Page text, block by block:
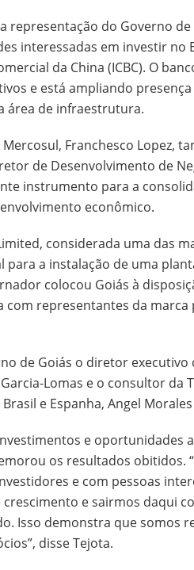
representação do Governo de
interessadas em investir no
da China (ICBC). O
e está ampliando
área de infraestrutura.
Franchesco Lopez,
de Desenvolvimento de
instrumento para a
econômico.
considerada uma das
a instalação de uma
colocou Goiás à
representantes da marca
de Goiás o diretor executivo
Lomas e o consultor da
e Espanha, Angel Morales
e oportunidades
os resultados obitidos.
e com pessoas
e sairmos daqui
Isso demonstra que somos
disse Tejota.